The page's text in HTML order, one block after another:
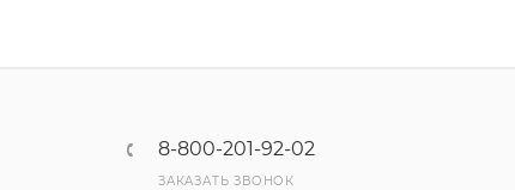
8-800-201-92-02
ЗАКАЗАТЬ ЗВОНОК